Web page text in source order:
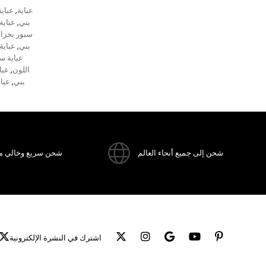
عباية,
بني,
سبور
بني,
عباية
اللون,
بني,
شحن إلى جميع أنحاء العالم شحن سريع وخالي
اشترك في النشرة الإلكترونية